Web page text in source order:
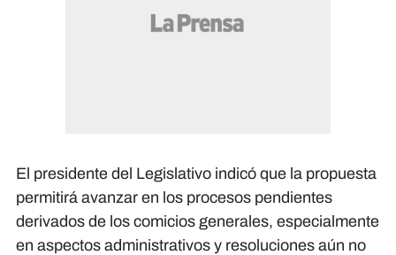
El presidente del Legislativo indicó que la propuesta
permitirá avanzar en los procesos pendientes
derivados de los comicios generales, especialmente
en aspectos administrativos y resoluciones aún no